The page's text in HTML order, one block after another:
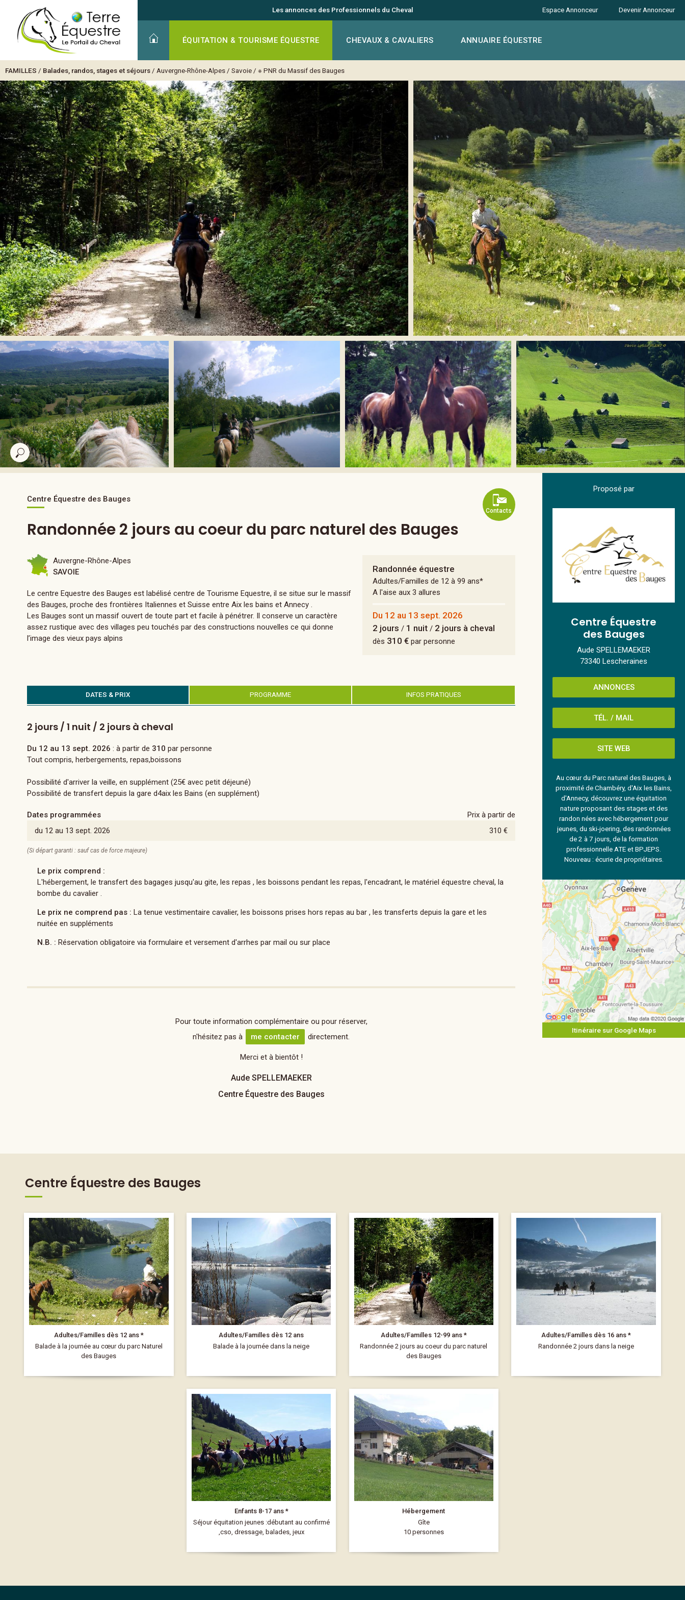
Les annonces des Professionnels du Cheval
ÉQUITATION & TOURISME ÉQUESTRE CHEVAUX & CAVALIERS ANNUAIRE ÉQUESTRE
Espace Annonceur Devenir Annonceur
FAMILLES / Balades, randos, stages et séjours / Auvergne-Rhône-Alpes / Savoie / ※ PNR du Massif des Bauges
Contacts
Centre Équestre des Bauges
Randonnée 2 jours au coeur du parc naturel des Bauges
Randonnée équestre
Adultes/Familles de 12 à 99 ans*
A l'aise aux 3 allures
Du 12 au 13 sept. 2026
2 jours / 1 nuit/ 2 jours à cheval
dès 310 €par personne
Auvergne-Rhône-Alpes
SAVOIE
Le centre Equestre des Bauges est labélisé centre de Tourisme Equestre, il se situe sur le massif
des Bauges, proche des frontières Italiennes et Suisse entre Aix les bains et Annecy .
Les Bauges sont un massif ouvert de toute part et facile à pénétrer. Il conserve un caractère
assez rustique avec des villages peu touchés par des constructions nouvelles ce qui donne
l’image des vieux pays alpins
DATES & PRIX PROGRAMME INFOS PRATIQUES
2 jours / 1 nuit / 2 jours à cheval
Du 12 au 13 sept. 2026 : à partir de 310 par personne
Tout compris, herbergements, repas,boissons
Possibilité d'arriver la veille, en supplément (25€ avec petit déjeuné)
Possibilité de transfert depuis la gare d4aix les Bains (en supplément)
Dates programmées
Prix à partir de
du 12 au 13 sept. 2026
310 €
(Si départ garanti : sauf cas de force majeure)
Le prix comprend :
L'hébergement, le transfert des bagages jusqu'au gite, les repas , les boissons pendant les repas, l'encadrant, le matériel équestre cheval, la
bombe du cavalier .
Le prix ne comprend pas : La tenue vestimentaire cavalier, les boissons prises hors repas au bar , les transferts depuis la gare et les
nuitée en suppléments
N.B. : Réservation obligatoire via formulaire et versement d'arrhes par mail ou sur place
Pour toute information complémentaire ou pour réserver,
n'hésitez pas à
me contacter directement.
Merci et à bientôt !
Aude SPELLEMAEKER
Centre Équestre des Bauges
Proposé par
Centre Équestre
des Bauges
Aude SPELLEMAEKER
73340 Lescheraines
ANNONCES
TÉL. / MAIL
SITE WEB
Au cœur du Parc naturel des Bauges, à
proximité de Chambéry, d'Aix les Bains,
d'Annecy, découvrez une équitation
nature proposant des stages et des
randon nées avec hébergement pour
jeunes, du ski-joering, des randonnées
de 2 à 7 jours, de la formation
professionnelle ATE et BPJEPS.
Nouveau : écurie de propriétaires.
Itinéraire sur Google Maps
Centre Équestre des Bauges
Adultes/Familles dès 12 ans *
Balade à la journée au cœur du parc Naturel
des Bauges
Adultes/Familles dès 12 ans
Balade à la journée dans la neige
Adultes/Familles 12-99 ans *
Randonnée 2 jours au coeur du parc naturel
des Bauges
Adultes/Familles dès 16 ans *
Randonnée 2 jours dans la neige
Enfants 8-17 ans *
Séjour équitation jeunes :débutant au confirmé
,cso, dressage, balades, jeux
Hébergement
Gîte
10 personnes